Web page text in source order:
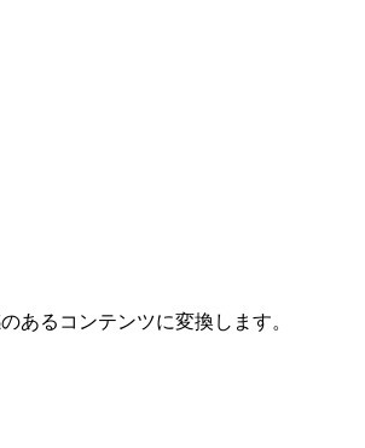
あるコンテンツに変換します。